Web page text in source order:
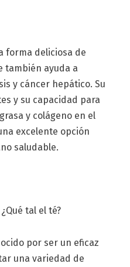
forma deliciosa de
también ayuda a
y cáncer hepático. Su
y su capacidad para
y colágeno en el
excelente opción
saludable.
tal el té?
por ser un eficaz
una variedad de